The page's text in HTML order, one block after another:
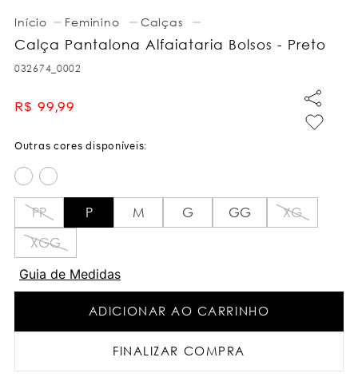
Feminino Calças
Calça Pantalona Alfaiataria Bolsos - Preto
032674_0002
R$ 99,99
PP P M G GG
XG
XGG
Guia de Medidas
ADICIONAR AO CARRINHO
FINALIZAR COMPRA